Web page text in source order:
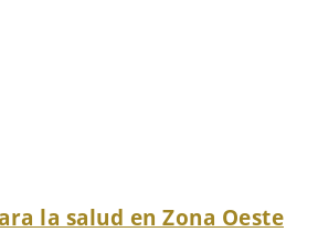
la salud en Zona Oeste